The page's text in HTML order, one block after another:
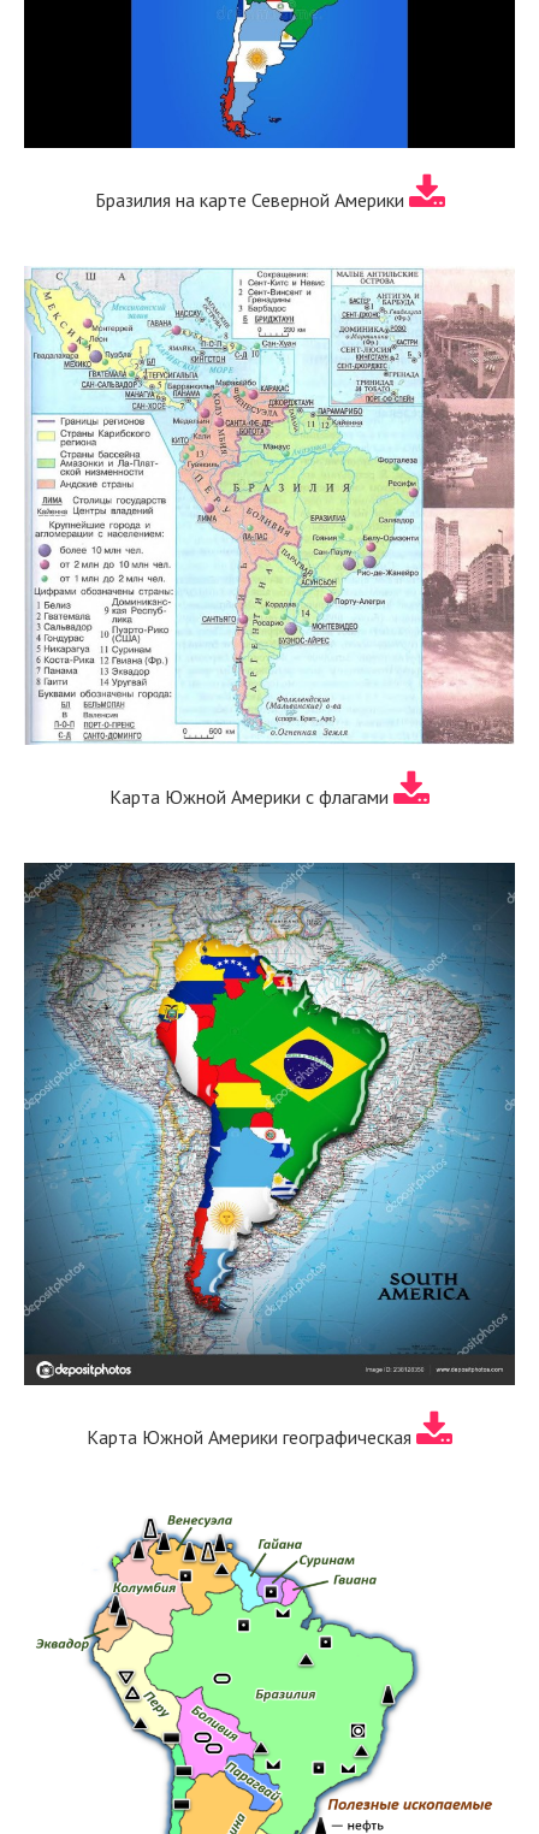
Бразилия на карте Северной Америки
Карта Южной Америки с флагами
Карта Южной Америки географическая